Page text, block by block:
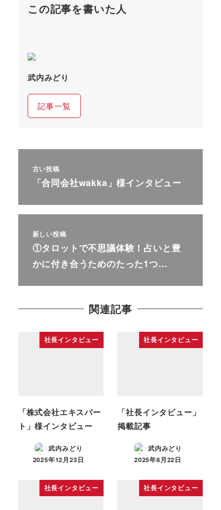
この記事を書いた人
武内みどり
記事一覧
古い投稿
「合同会社wakka」様インタビュー
新しい投稿
①タロットで不思議体験！占いと豊
かに付き合うためのたった1つ…
関連記事
社長インタビュー
「株式会社エキスパー
ト」様インタビュー
武内みどり
2025年12月23日
社長インタビュー
「社長インタビュー」
掲載記事
武内みどり
2025年8月22日
社長インタビュー 社長インタビュー